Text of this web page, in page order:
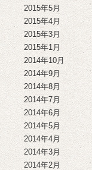
2015年5月
2015年4月
2015年3月
2015年1月
2014年10月
2014年9月
2014年8月
2014年7月
2014年6月
2014年5月
2014年4月
2014年3月
2014年2月